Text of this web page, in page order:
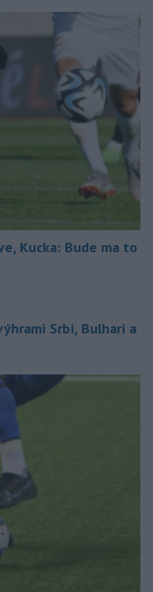
Kucka: Bude ma to
Srbi, Bulhari a